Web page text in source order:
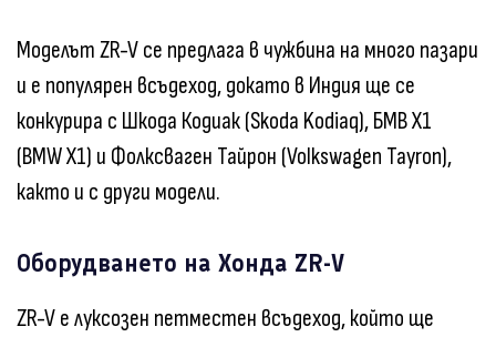
Моделът ZR-V се предлага в чужбина на много пазари
и е популярен всъдеход, докато в Индия ще се
конкурира с Шкода Кодиак (Skoda Kodiaq), БМВ X1
(BMW X1) и Фолксваген Тайрон (Volkswagen Tayron),
както и с други модели.
Оборудването на Хонда ZR-V
ZR-V е луксозен петместен всъдеход, който ще